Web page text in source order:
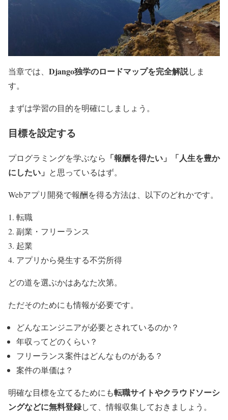
当章では、 Django独学のロードマップを完全解説しま
す。
まずは学習の目的を明確にしましょう。
目標を設定する
プログラミングを学ぶなら 「報酬を得たい」「人生を豊か
にしたい」 と思っているはず。
Webアプリ開発で報酬を得る方法は、以下のどれかです。
転職
副業・フリーランス
起業
アプリから発生する不労所得
どの道を選ぶかはあなた次第。
ただそのためにも情報が必要です。
どんなエンジニアが必要とされているのか？
年収ってどのくらい？
フリーランス案件はどんなものがある？
案件の単価は？
明確な目標を立てるためにも転職サイトやクラウドソーシ
ングなどに無料登録して、情報収集しておきましょう。